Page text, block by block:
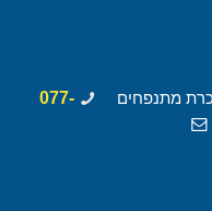
מתנפחים
077-